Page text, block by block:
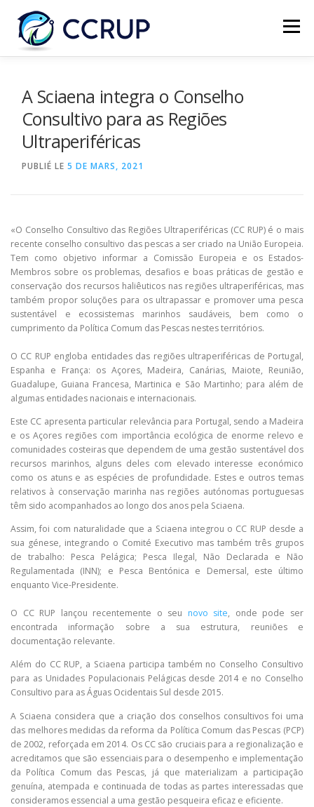
Menu
LÉGISLATION PUBLICATIONS
A Sciaena integra o Conselho
Consultivo para as Regiões
Ultraperiféricas
PUBLIÉ LE 5 DE MARS, 2021
«O Conselho Consultivo das Regiões Ultraperiféricas (CC RUP) é o mais
recente conselho consultivo das pescas a ser criado na União Europeia.
Tem como objetivo informar a Comissão Europeia e os Estados-
Membros sobre os problemas, desafios e boas práticas de gestão e
conservação dos recursos haliêuticos nas regiões ultraperiféricas, mas
também propor soluções para os ultrapassar e promover uma pesca
sustentável e ecossistemas marinhos saudáveis, bem como o
cumprimento da Política Comum das Pescas nestes territórios.
O CC RUP engloba entidades das regiões ultraperiféricas de Portugal,
Espanha e França: os Açores, Madeira, Canárias, Maiote, Reunião,
Guadalupe, Guiana Francesa, Martinica e São Martinho; para além de
algumas entidades nacionais e internacionais.
Este CC apresenta particular relevância para Portugal, sendo a Madeira
e os Açores regiões com importância ecológica de enorme relevo e
comunidades costeiras que dependem de uma gestão sustentável dos
recursos marinhos, alguns deles com elevado interesse económico
como os atuns e as espécies de profundidade. Estes e outros temas
relativos à conservação marinha nas regiões autónomas portuguesas
têm sido acompanhados ao longo dos anos pela Sciaena.
Assim, foi com naturalidade que a Sciaena integrou o CC RUP desde a
sua génese, integrando o Comité Executivo mas também três grupos
de trabalho: Pesca Pelágica; Pesca Ilegal, Não Declarada e Não
Regulamentada (INN); e Pesca Bentónica e Demersal, este último
enquanto Vice-Presidente.
O CC RUP lançou recentemente o seu novo site, onde pode ser
encontrada informação sobre a sua estrutura, reuniões e
documentação relevante.
Além do CC RUP, a Sciaena participa também no Conselho Consultivo
para as Unidades Populacionais Pelágicas desde 2014 e no Conselho
Consultivo para as Águas Ocidentais Sul desde 2015.
A Sciaena considera que a criação dos conselhos consultivos foi uma
das melhores medidas da reforma da Política Comum das Pescas (PCP)
de 2002, reforçada em 2014. Os CC são cruciais para a regionalização e
acreditamos que são essenciais para o desempenho e implementação
da Política Comum das Pescas, já que materializam a participação
genuína, atempada e continuada de todas as partes interessadas que
consideramos essencial a uma gestão pesqueira eficaz e eficiente.